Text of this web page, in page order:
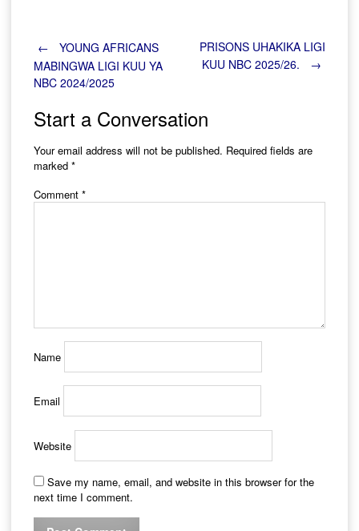
Post
navigation
←
YOUNG AFRICANS
MABINGWA LIGI KUU YA
NBC 2024/2025
PRISONS UHAKIKA LIGI
KUU NBC 2025/26.
→
Start a Conversation
Your email address will not be published. Required fields are
marked *
Comment *
Name
Email
Website
Save my name, email, and website in this browser for the
next time I comment.